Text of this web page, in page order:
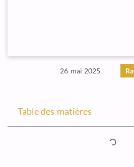
26 mai 2025
Table des matières